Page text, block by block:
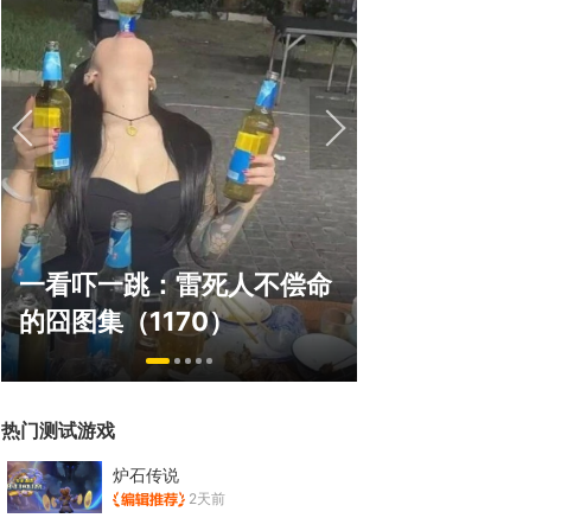
一看吓一跳：雷死人不偿命
的囧图集（1170）
热门测试游戏
炉石传说
2天前